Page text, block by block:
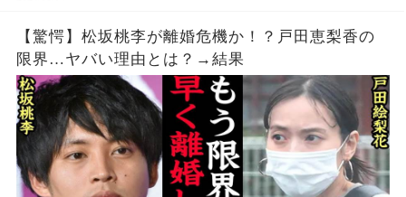
【驚愕】松坂桃李が離婚危機か！？戸田恵梨香の
限界…ヤバい理由とは？→結果